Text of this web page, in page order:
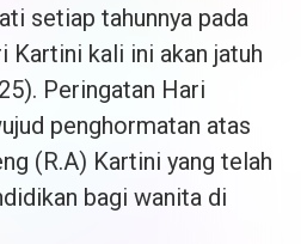
setiap tahunnya pada
Kartini kali ini akan jatuh
Peringatan Hari
penghormatan atas
(R.A) Kartini yang telah
bagi wanita di